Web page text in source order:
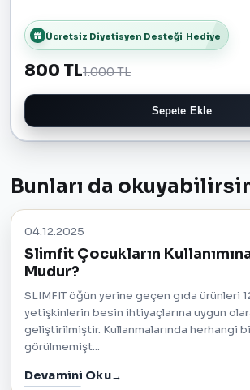
Ücretsiz Diyetisyen Desteği Hediye
800 TL1.000 TL
Sepete Ekle
Bunları da
04.12.2025
Slimfit Çocukların
Mudur?
SLIMFIT öğün yerine geçen gıda ürünleri
yetişkinlerin besin ihtiyaçlarına uygun
geliştirilmiştir. Kullanmalarında herhangi
görülmemişt...
Devamini Oku